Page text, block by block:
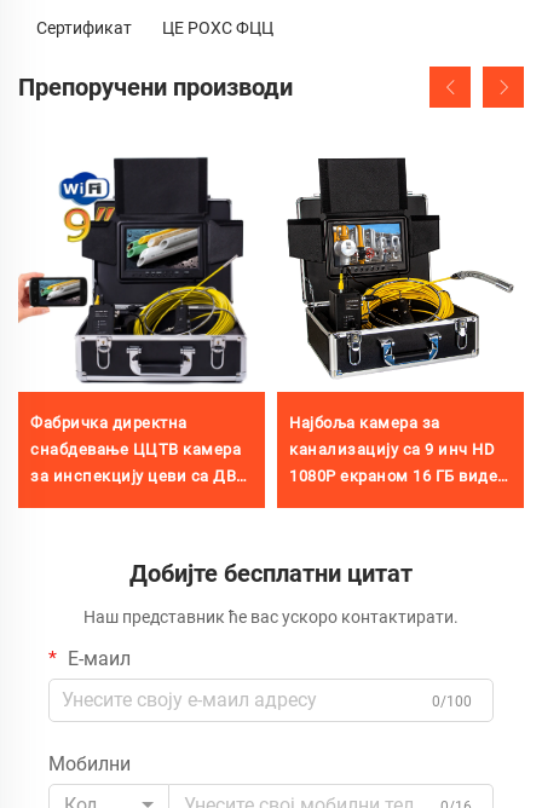
Сертификат ЦЕ РОХС ФЦЦ
Препоручени производи
Фабричка директна
снабдевање ЦЦТВ камера
за инспекцију цеви са ДВР
Најбоља камера за
канализацију са 9 инч HD
1080P екраном 16 ГБ видео
Добијте бесплатни цитат
Наш представник ће вас ускоро контактирати.
Е-маил
0/100
Мобилни